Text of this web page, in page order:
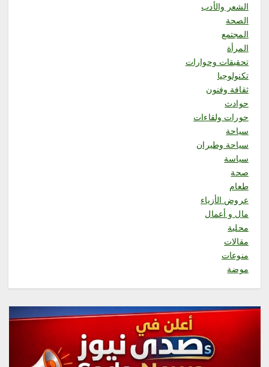
الشعر والأدب
الصحة
المجتمع
المرأة
تحقيقات وحوارات
تكنولوجيا
ثقافة وفنون
حوادث
حورات ولقاءات
سياحة
سياحة وطيران
سياسة
صحة
طعام
عروض الأزياء
مال و أعمال
محلية
مقالات
منوعات
موضة